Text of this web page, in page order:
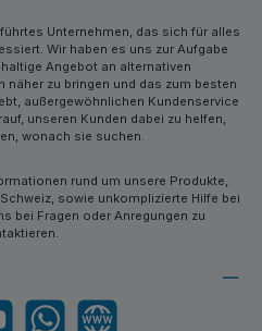
Unternehmen, das sich für alles
Wir haben es uns zur Aufgabe
Angebot an alternativen
näher zu bringen und das zum besten
außergewöhnlichen Kundenservice
unseren Kunden dabei zu helfen,
wonach sie suchen.
rund um unsere Produkte,
sowie unkomplizierte Hilfe bei
bei Fragen oder Anregungen zu
WhatsApp Website